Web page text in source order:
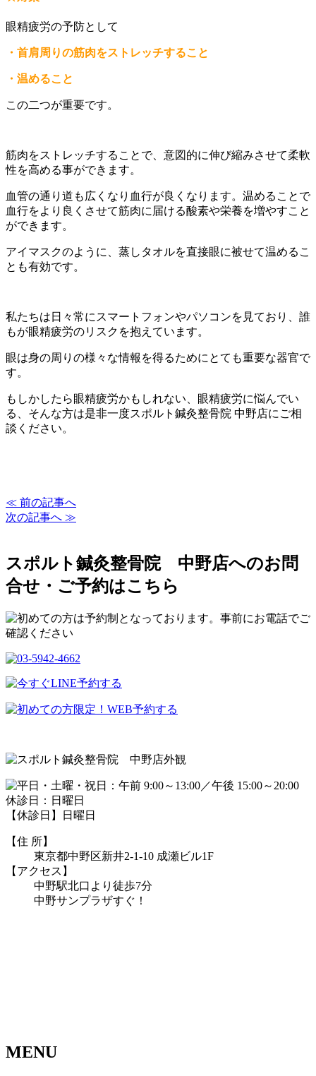
眼精疲労の予防として
・首肩周りの筋肉をストレッチすること
・温めること
この二つが重要です。
筋肉をストレッチすることで、意図的に伸び縮みさせて柔軟
性を高める事ができます。
血管の通り道も広くなり血行が良くなります。温めることで
血行をより良くさせて筋肉に届ける酸素や栄養を増やすこと
ができます。
アイマスクのように、蒸しタオルを直接眼に被せて温めるこ
とも有効です。
私たちは日々常にスマートフォンやパソコンを見ており、誰
もが眼精疲労のリスクを抱えています。
眼は身の周りの様々な情報を得るためにとても重要な器官で
す。
もしかしたら眼精疲労かもしれない、眼精疲労に悩んでい
る、そんな方は是非一度スポルト鍼灸整骨院 中野店にご相
談ください。
≪ 前の記事へ
次の記事へ ≫
スポルト鍼灸整骨院 中野店へのお問
合せ・ご予約はこちら
【休診日】日曜日
【住 所】
東京都中野区新井2-1-10 成瀬ビル1F
【アクセス】
中野駅北口より徒歩7分
中野サンプラザすぐ！
MENU